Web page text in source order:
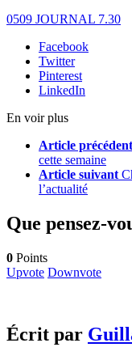
0509 JOURNAL 7.30
Facebook
Twitter
Pinterest
LinkedIn
En voir plus
Article précédent
cette semaine
Article suivant
l’actualité
Que pensez-
0 Points
Upvote Downvote
Écrit par